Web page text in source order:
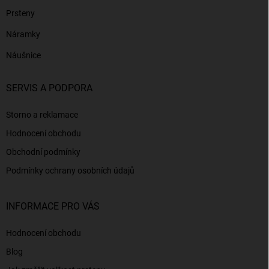
Prsteny
Náramky
Náušnice
SERVIS A PODPORA
Storno a reklamace
Hodnocení obchodu
Obchodní podmínky
Podmínky ochrany osobních údajů
INFORMACE PRO VÁS
Hodnocení obchodu
Blog